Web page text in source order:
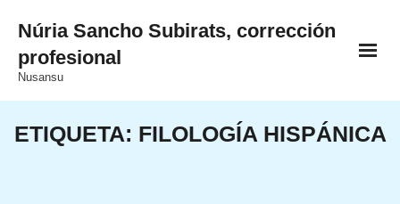
contenido
Núria Sancho Subirats, corrección
profesional
Nusansu
ETIQUETA: FILOLOGÍA HISPÁNICA